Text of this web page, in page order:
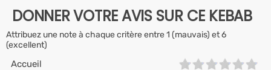
DONNER VOTRE AVIS SUR CE KEBAB
Attribuez une note à chaque critère entre 1 (mauvais) et 6
(excellent)
Accueil